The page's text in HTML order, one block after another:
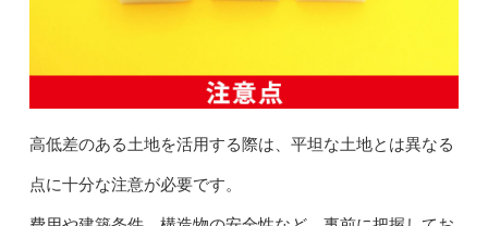
高低差のある土地を活用する際は、平坦な土地とは異なる
点に十分な注意が必要です。